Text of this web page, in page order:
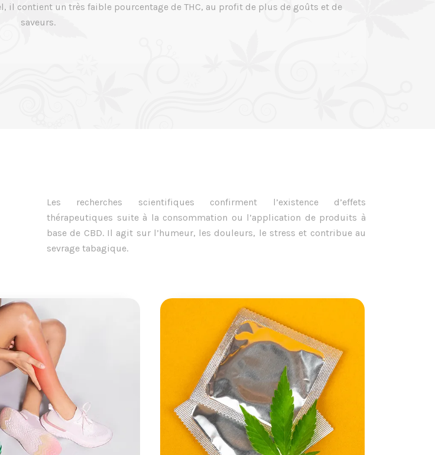
il contient un très faible pourcentage de THC, au profit de plus de goûts et de
saveurs.
Les recherches scientifiques confirment l’existence d’effets
thérapeutiques suite à la consommation ou l’application de produits à
base de CBD. Il agit sur l’humeur, les douleurs, le stress et contribue au
sevrage tabagique.